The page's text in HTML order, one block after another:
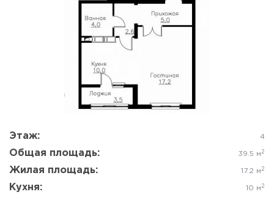
Этаж: 4
Общая площадь: 39.5 м 2
Жилая площадь: 17.2 м 2
Кухня: 10 м 2
Отмена